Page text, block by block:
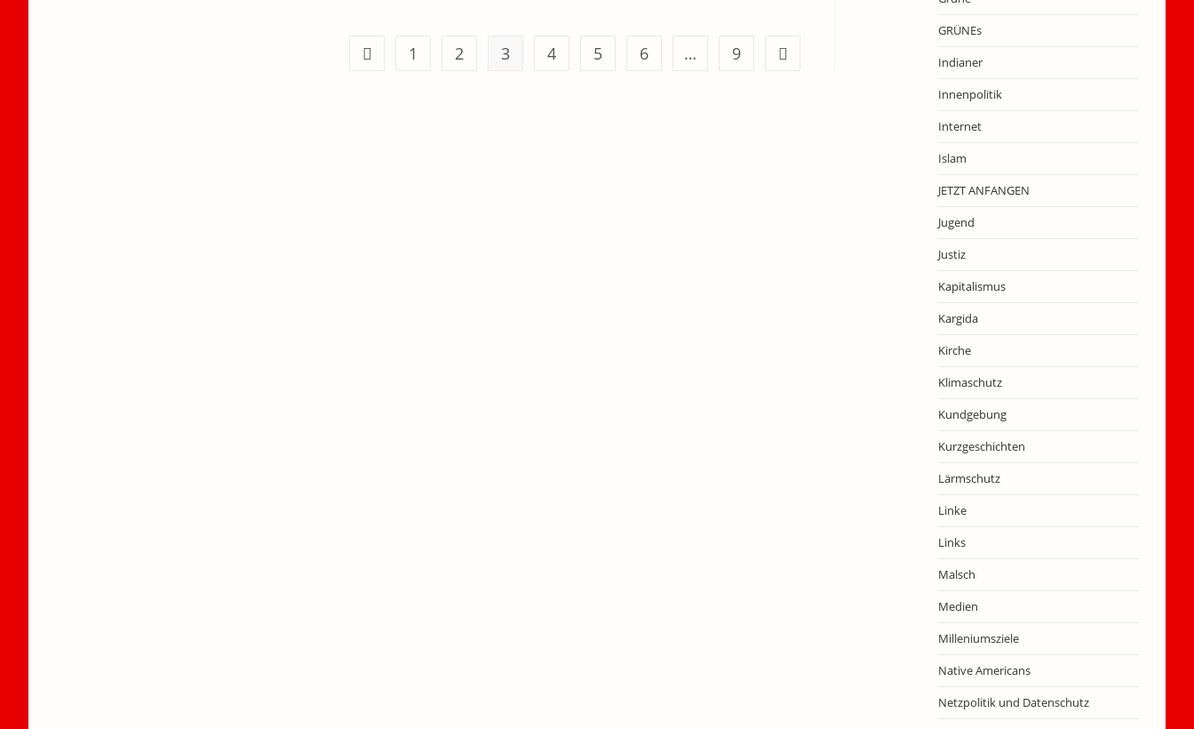
Zur vorherigen Seite
1 2 3 4 5 6 … 9 Zur nächsten Seite
GRÜNEs
Indianer
Innenpolitik
Internet
Islam
JETZT ANFANGEN
Jugend
Justiz
Kapitalismus
Kargida
Kirche
Klimaschutz
Kundgebung
Kurzgeschichten
Lärmschutz
Linke
Links
Malsch
Medien
Milleniumsziele
Native Americans
Netzpolitik und Datenschutz